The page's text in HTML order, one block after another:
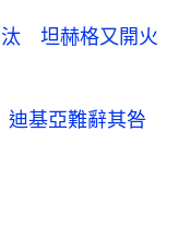
汰 坦赫格又開火
迪基亞難辭其咎